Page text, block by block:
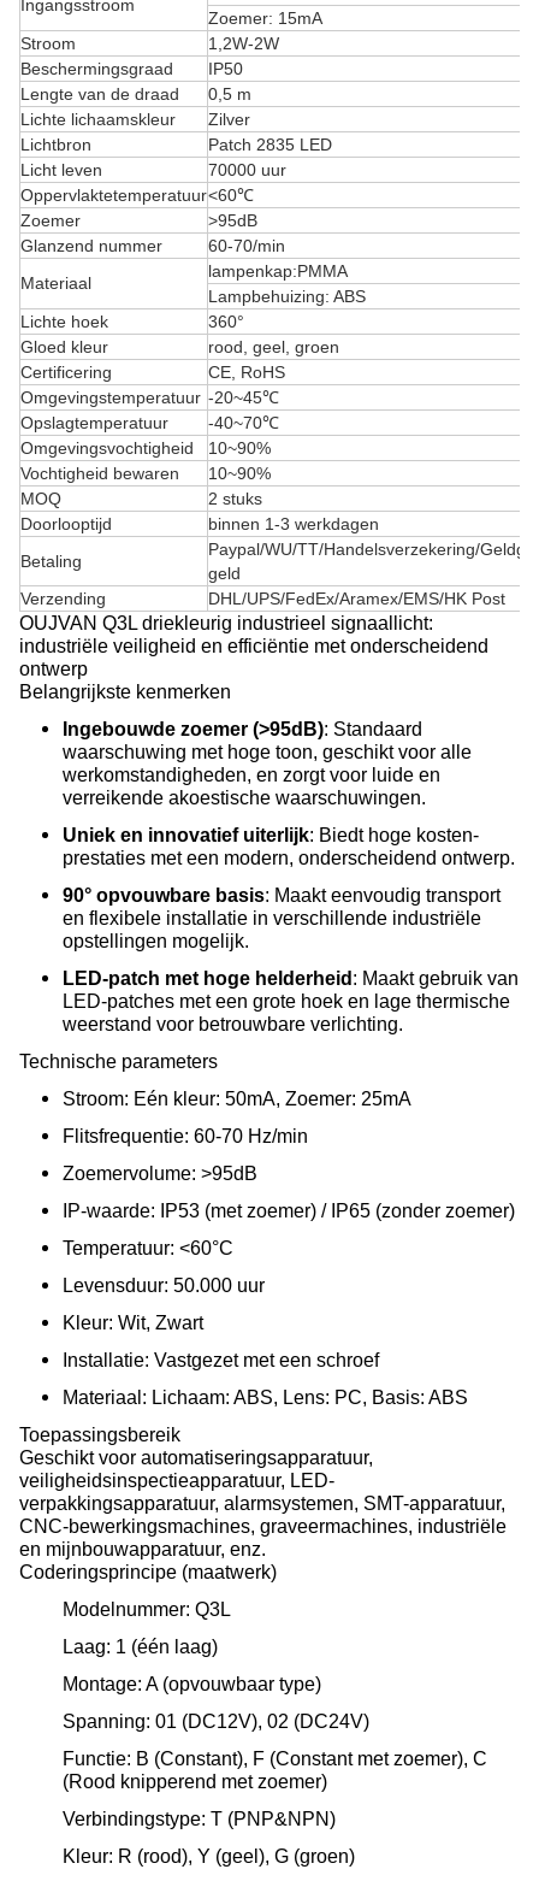
Ingangsstroom
Zoemer: 15mA
Stroom
1,2W-2W
Beschermingsgraad
IP50
Lengte van de draad
0,5 m
Lichte lichaamskleur
Zilver
Lichtbron
Patch 2835 LED
Licht leven
70000 uur
Oppervlaktetemperatuur<60℃
Zoemer
>95dB
Glanzend nummer
60-70/min
Materiaal
lampenkap:PMMA
Lampbehuizing: ABS
Lichte hoek
360°
Gloed kleur
rood, geel, groen
Certificering
CE, RoHS
Omgevingstemperatuur -20~45℃
Opslagtemperatuur
-40~70℃
Omgevingsvochtigheid
10~90%
Vochtigheid bewaren
10~90%
MOQ
2 stuks
Doorlooptijd
binnen 1-3 werkdagen
Betaling
Paypal/WU/TT/Handelsverzekering/
geld
Verzending
DHL/UPS/FedEx/Aramex/EMS/HK Post
OUJVAN Q3L driekleurig industrieel signaallicht:
industriële veiligheid en efficiëntie met onderscheidend
ontwerp
Belangrijkste kenmerken
Ingebouwde zoemer (>95dB): Standaard
waarschuwing met hoge toon, geschikt voor alle
werkomstandigheden, en zorgt voor luide en
verreikende akoestische waarschuwingen.
Uniek en innovatief uiterlijk: Biedt hoge kosten-
prestaties met een modern, onderscheidend ontwerp.
90° opvouwbare basis: Maakt eenvoudig transport
en flexibele installatie in verschillende industriële
opstellingen mogelijk.
LED-patch met hoge helderheid: Maakt gebruik van
LED-patches met een grote hoek en lage thermische
weerstand voor betrouwbare verlichting.
Technische parameters
Stroom: Eén kleur: 50mA, Zoemer: 25mA
Flitsfrequentie: 60-70 Hz/min
Zoemervolume: >95dB
IP-waarde: IP53 (met zoemer) / IP65 (zonder zoemer)
Temperatuur: <60°C
Levensduur: 50.000 uur
Kleur: Wit, Zwart
Installatie: Vastgezet met een schroef
Materiaal: Lichaam: ABS, Lens: PC, Basis: ABS
Toepassingsbereik
Geschikt voor automatiseringsapparatuur,
veiligheidsinspectieapparatuur, LED-
verpakkingsapparatuur, alarmsystemen, SMT-apparatuur,
CNC-bewerkingsmachines, graveermachines, industriële
en mijnbouwapparatuur, enz.
Coderingsprincipe (maatwerk)
Modelnummer: Q3L
Laag: 1 (één laag)
Montage: A (opvouwbaar type)
Spanning: 01 (DC12V), 02 (DC24V)
Functie: B (Constant), F (Constant met zoemer), C
(Rood knipperend met zoemer)
Verbindingstype: T (PNP&NPN)
Kleur: R (rood), Y (geel), G (groen)